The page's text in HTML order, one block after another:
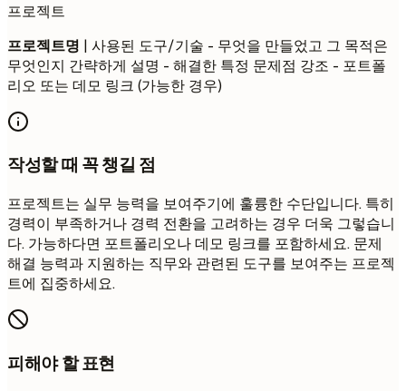
프로젝트
프로젝트명 | 사용된 도구/기술 - 무엇을 만들었고 그 목적은
무엇인지 간략하게 설명 - 해결한 특정 문제점 강조 - 포트폴
리오 또는 데모 링크 (가능한 경우)
작성할 때 꼭 챙길 점
프로젝트는 실무 능력을 보여주기에 훌륭한 수단입니다. 특히
경력이 부족하거나 경력 전환을 고려하는 경우 더욱 그렇습니
다. 가능하다면 포트폴리오나 데모 링크를 포함하세요. 문제
해결 능력과 지원하는 직무와 관련된 도구를 보여주는 프로젝
트에 집중하세요.
피해야 할 표현